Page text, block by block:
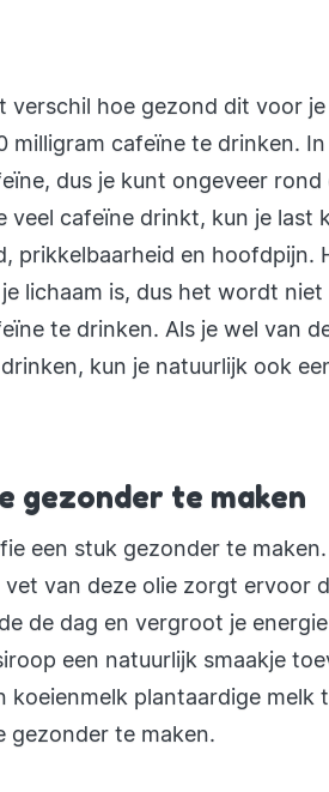
hoe gezond dit voor je
cafeïne te drinken.
dus je kunt ongeveer rond
cafeïne drinkt, kun je last
prikkelbaarheid en hoofdpijn.
lichaam is, dus het wordt niet
te drinken. Als je wel van
kun je natuurlijk ook
gezonder te maken
een stuk gezonder te
van deze olie zorgt ervoor
de dag en vergroot je
een natuurlijk smaakje
plantaardige melk
gezonder te maken.